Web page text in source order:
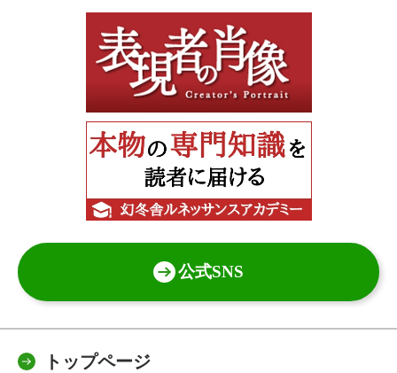
公式SNS
トップページ